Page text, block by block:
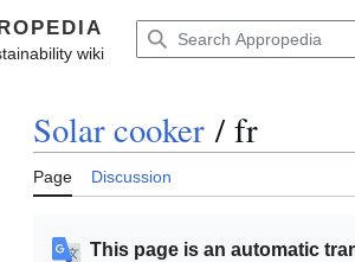
Solar cooker / fr
Page Discussion
This page is an automatic